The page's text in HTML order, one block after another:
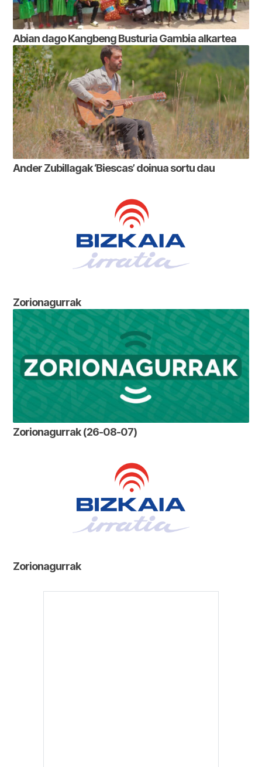
Abian dago Kangbeng Busturia Gambia alkartea
Ander Zubillagak ‘Biescas’ doinua sortu dau
Zorionagurrak
Zorionagurrak (26-08-07)
Zorionagurrak